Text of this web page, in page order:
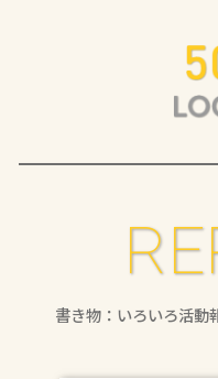
書き物：いろいろ活動